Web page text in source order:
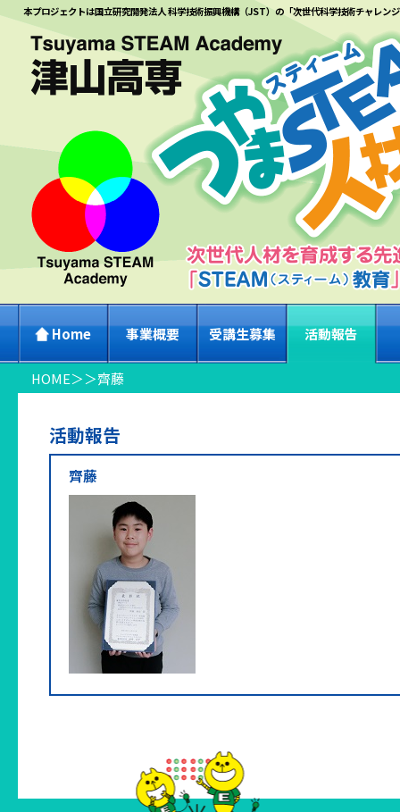
本プロジェクトは国立研究開発法人 科学技術振興機構（JST）の「次世代科学技術チャレン
Home 事業概要 受講生募集 活動報告
HOME＞＞齊藤
活動報告
齊藤